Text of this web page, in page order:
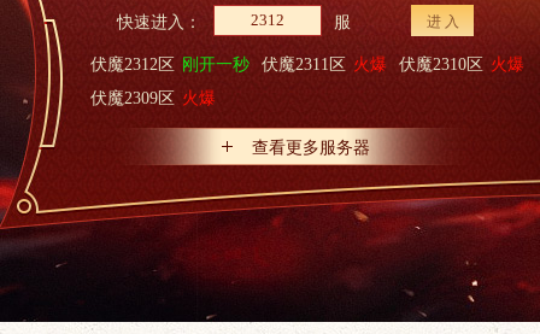
快速进入： 服 进 入
伏魔2312区 刚开一秒 伏魔2311区 火爆 伏魔2310区 火爆
伏魔2309区 火爆
查看更多服务器